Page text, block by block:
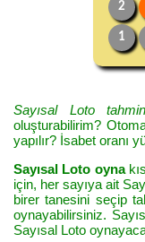
2
1
Sayısal Loto tahmin
oluşturabilirim?
yapılır? İsabet oranı
Sayısal Loto oyna
için, her sayıya ait
birer tanesini seçip
oynayabilirsiniz.
Sayısal Loto